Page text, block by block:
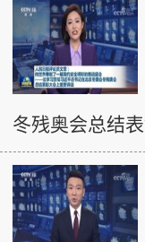
冬残奥会总结